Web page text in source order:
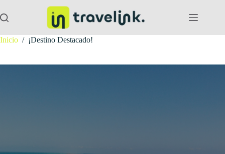
al
contenido
Inicio / ¡Destino Destacado!